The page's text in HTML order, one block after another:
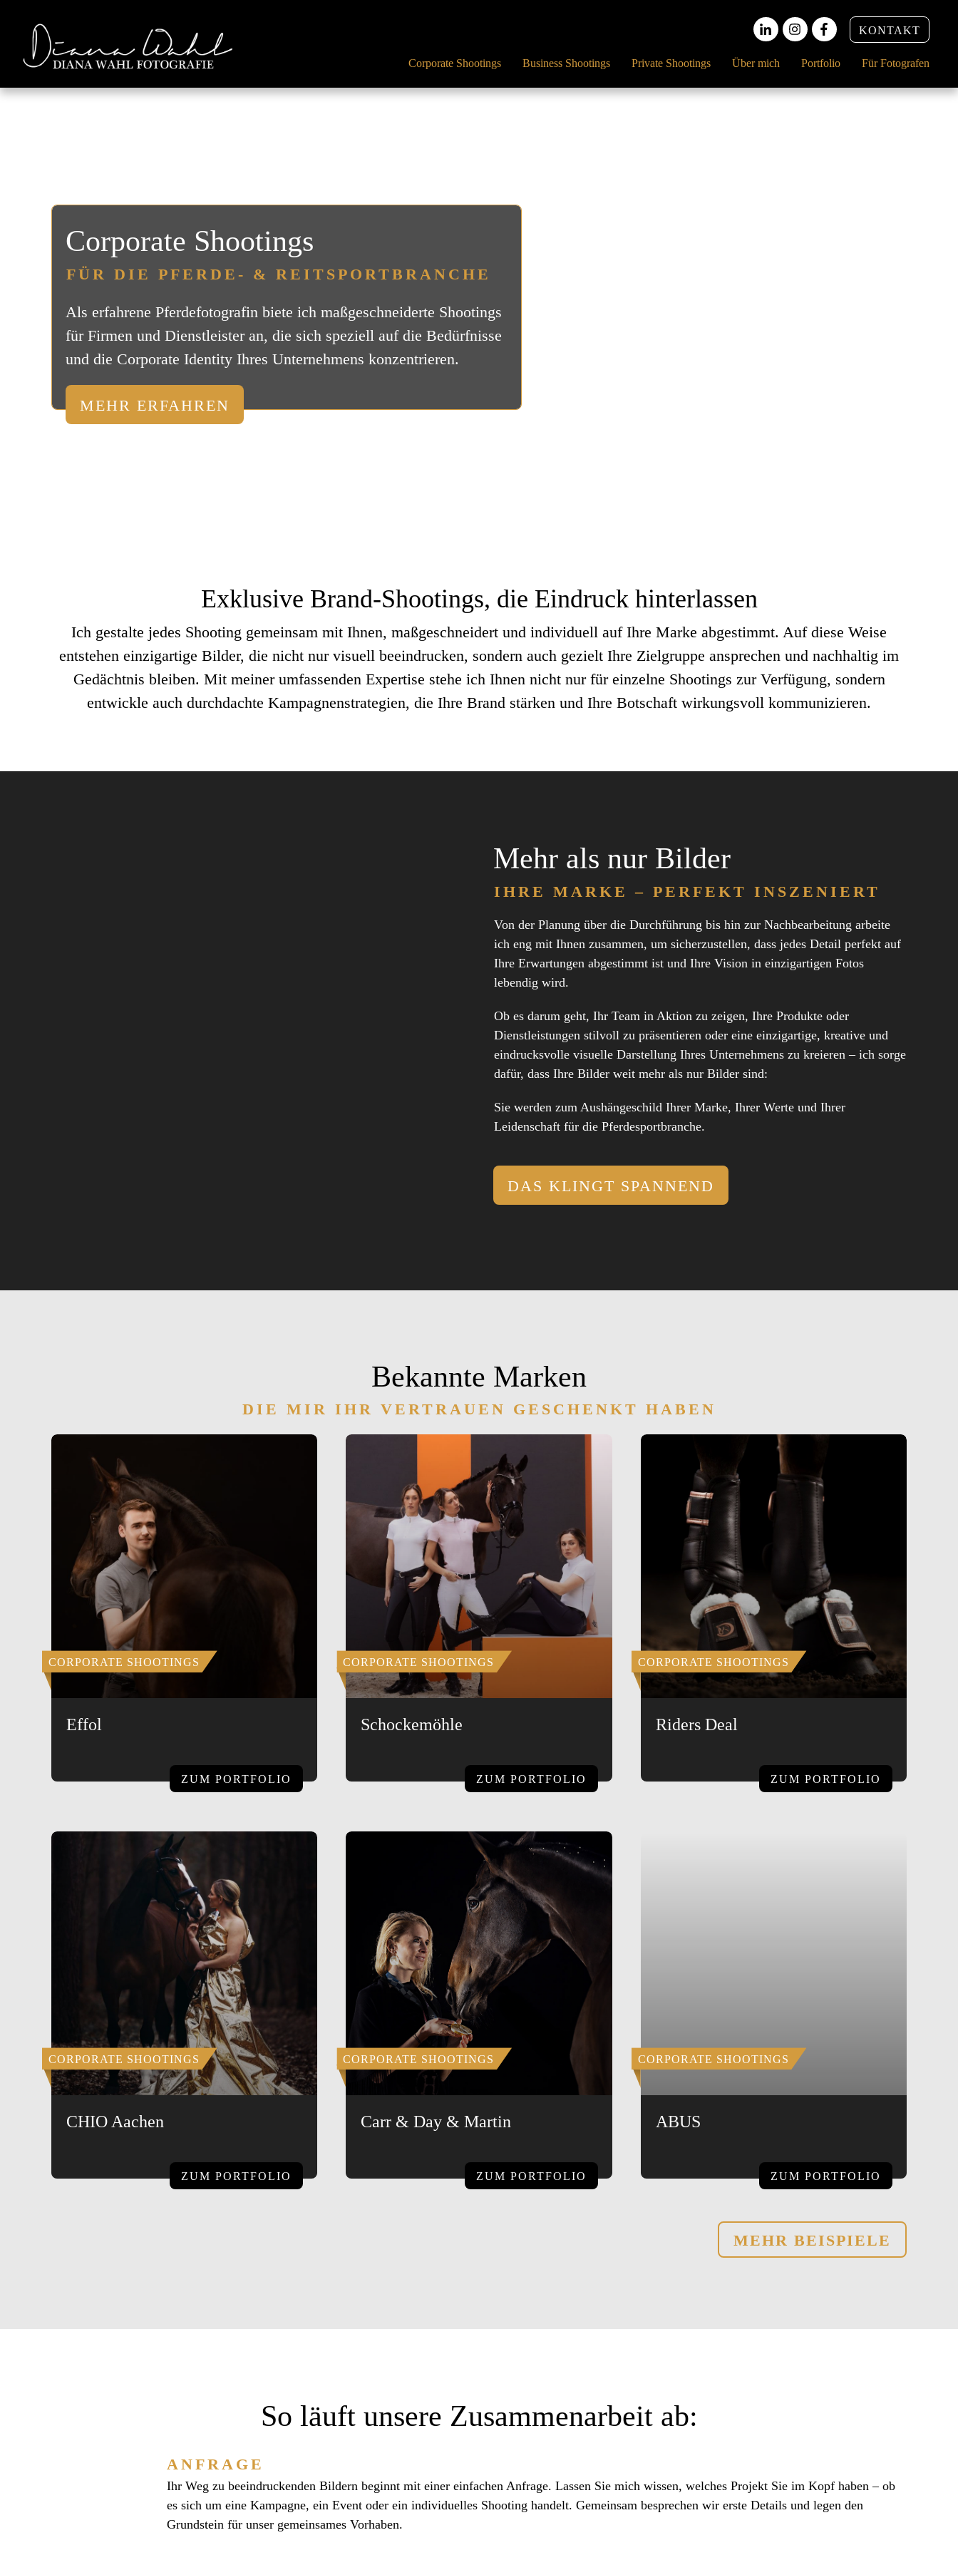
KONTAKT
Corporate Shootings Business Shootings Private Shootings Über mich Portfolio Für Fotografen
Corporate Shootings
FÜR DIE PFERDE- & REITSPORTBRANCHE
Als erfahrene Pferdefotografin biete ich maßgeschneiderte Shootings
für Firmen und Dienstleister an, die sich speziell auf die Bedürfnisse
und die Corporate Identity Ihres Unternehmens konzentrieren.
MEHR ERFAHREN
Exklusive Brand-Shootings, die Eindruck hinterlassen
Ich gestalte jedes Shooting gemeinsam mit Ihnen, maßgeschneidert und individuell auf Ihre Marke abgestimmt. Auf diese Weise
entstehen einzigartige Bilder, die nicht nur visuell beeindrucken, sondern auch gezielt Ihre Zielgruppe ansprechen und nachhaltig im
Gedächtnis bleiben. Mit meiner umfassenden Expertise stehe ich Ihnen nicht nur für einzelne Shootings zur Verfügung, sondern
entwickle auch durchdachte Kampagnenstrategien, die Ihre Brand stärken und Ihre Botschaft wirkungsvoll kommunizieren.
Mehr als nur Bilder
IHRE MARKE – PERFEKT INSZENIERT
Von der Planung über die Durchführung bis hin zur Nachbearbeitung arbeite
ich eng mit Ihnen zusammen, um sicherzustellen, dass jedes Detail perfekt auf
Ihre Erwartungen abgestimmt ist und Ihre Vision in einzigartigen Fotos
lebendig wird.
Ob es darum geht, Ihr Team in Aktion zu zeigen, Ihre Produkte oder
Dienstleistungen stilvoll zu präsentieren oder eine einzigartige, kreative und
eindrucksvolle visuelle Darstellung Ihres Unternehmens zu kreieren – ich sorge
dafür, dass Ihre Bilder weit mehr als nur Bilder sind:
Sie werden zum Aushängeschild Ihrer Marke, Ihrer Werte und Ihrer
Leidenschaft für die Pferdesportbranche.
DAS KLINGT SPANNEND
Bekannte Marken
DIE MIR IHR VERTRAUEN GESCHENKT HABEN
CORPORATE SHOOTINGS
Effol
ZUM PORTFOLIO
CORPORATE SHOOTINGS
Schockemöhle
ZUM PORTFOLIO
CORPORATE SHOOTINGS
Riders Deal
ZUM PORTFOLIO
CORPORATE SHOOTINGS
CHIO Aachen
ZUM PORTFOLIO
CORPORATE SHOOTINGS
Carr & Day & Martin
ZUM PORTFOLIO
CORPORATE SHOOTINGS
ABUS
ZUM PORTFOLIO
MEHR BEISPIELE
So läuft unsere Zusammenarbeit ab:
ANFRAGE
Ihr Weg zu beeindruckenden Bildern beginnt mit einer einfachen Anfrage. Lassen Sie mich wissen, welches Projekt Sie im Kopf haben – ob
es sich um eine Kampagne, ein Event oder ein individuelles Shooting handelt. Gemeinsam besprechen wir erste Details und legen den
Grundstein für unser gemeinsames Vorhaben.